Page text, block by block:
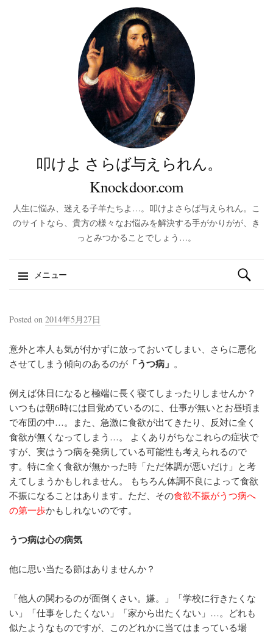
叩けよ さらば与えられん。
Knockdoor.com
人生に悩み、迷える子羊たちよ…。叩けよさらば与えられん。こ
のサイトなら、貴方の様々なお悩みを解決する手がかりがが、き
っとみつかることでしょう…。
メニュー
検索:
Posted on 2014年5月27日
意外と本人も気が付かずに放っておいてしまい、さらに悪化
させてしまう傾向のあるのが 「うつ病」 。
例えば休日になると極端に長く寝てしまったりしませんか？
いつもは朝6時には目覚めているのに、仕事が無いとお昼頃ま
で布団の中…。また、 急激に食欲が出てきたり、反対に全く
食欲が無くなってしまう…。
よくありがちなこれらの症状で
すが、実はうつ病を発病している可能性も考えられるので
す。特に全く食欲が無かった時「ただ体調が悪いだけ」と考
えてしまうかもしれません。 もちろん体調不良によって食欲
不振になることはあります。ただ、その食欲不振がうつ病へ
の第一歩かもしれないのです。
うつ病は心の病気
他に思い当たる節はありませんか？
「他人の関わるのが面倒くさい。嫌。」「学校に行きたくな
い」「仕事をしたくない」「家から出たくない」…。どれも
似たようなものですが、このどれかに当てはまっている場